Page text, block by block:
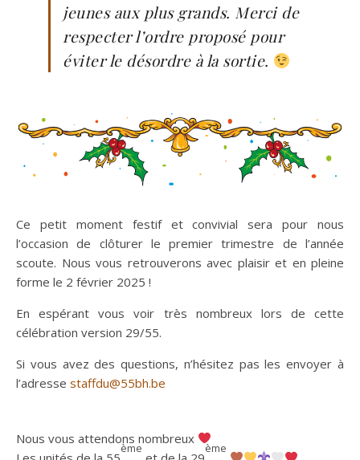
jeunes aux plus grands. Merci de
respecter l’ordre proposé pour
éviter le désordre à la sortie.
Ce petit moment festif et convivial sera pour nous
l’occasion de clôturer le premier trimestre de l’année
scoute. Nous vous retrouverons avec plaisir et en pleine
forme le 2 février 2025 !
En espérant vous voir très nombreux lors de cette
célébration version 29/55.
Si vous avez des questions, n’hésitez pas les envoyer à
l’adresse staffdu@55bh.be
Nous vous attendons nombreux
ème ème